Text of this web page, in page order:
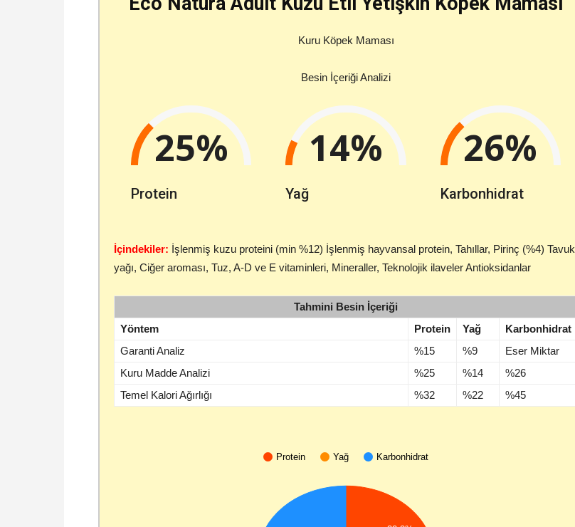
Kuru Köpek Maması
Besin İçeriği Analizi
25%
Protein
14%
Yağ
26%
Karbonhidrat
İçindekiler: İşlenmiş kuzu proteini (min %12) İşlenmiş hayvansal protein, Tahıllar, Pirinç (%4) Tavuk
yağı, Ciğer aroması, Tuz, A-D ve E vitaminleri, Mineraller, Teknolojik ilaveler Antioksidanlar
Tahmini Besin İçeriği
Yöntem
Protein Yağ
Karbonhidrat
Garanti Analiz
%15 %9
Eser Miktar
Kuru Madde Analizi
%25 %14
%26
Temel Kalori Ağırlığı
%32 %22 %45
Protein Yağ Karbonhidrat